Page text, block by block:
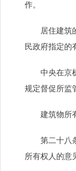
作。
居住建筑的
民政府指定的
中央在京机
规定督促所监
建筑物所有
第二十八条
所有权人的意